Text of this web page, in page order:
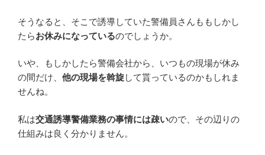
そうなると、そこで誘導していた警備員さんももしかし
たらお休みになっているのでしょうか。
いや、もしかしたら警備会社から、いつもの現場が休み
の間だけ、 他の現場を斡旋して貰っているのかもしれま
せんね。
私は交通誘導警備業務の事情には疎いので、その辺りの
仕組みは良く分かりません。